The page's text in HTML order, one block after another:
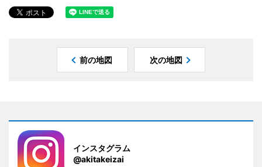
前の地図 次の地図
インスタグラム
@akitakeizai